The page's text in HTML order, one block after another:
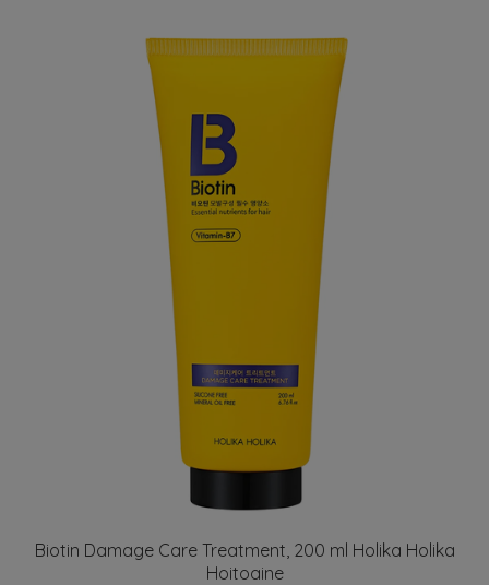
Biotin Damage Care Treatment, 200 ml Holika Holika
Hoitoaine